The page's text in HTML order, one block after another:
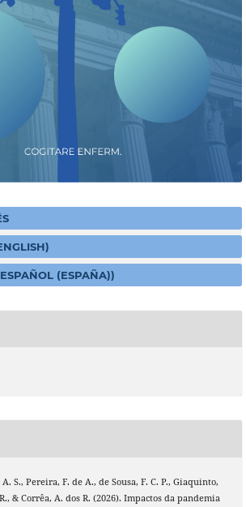
(ESPAÑA))
S., Pereira, F. de A., de Sousa, F. C. P., Giaquinto,
& Corrêa, A. dos R. (2026). Impactos da pandemia